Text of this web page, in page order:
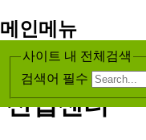
✅빛고을대
너 중대형
산업센터
메인메뉴
사이트 내 전체검색
검색어 필수